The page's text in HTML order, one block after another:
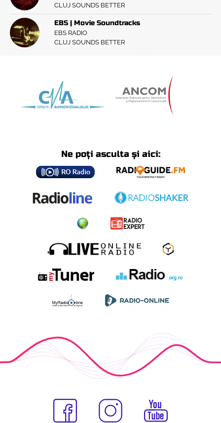
CLUJ SOUNDS BETTER
EBS | Movie Soundtracks
EBS RADIO
CLUJ SOUNDS BETTER
Ne poți asculta și aici: